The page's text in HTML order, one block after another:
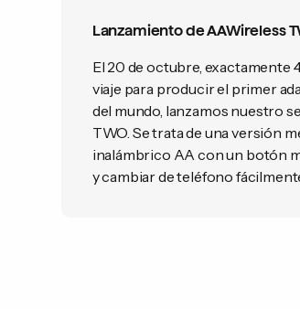
Lanzamiento de AAWireless
El 20 de octubre, exactamente
viaje para producir el primer
del mundo, lanzamos nuestro
TWO. Se trata de una versión
inalámbrico AA con un botón
y cambiar de teléfono